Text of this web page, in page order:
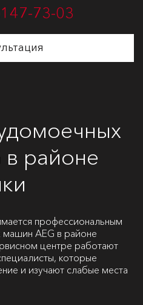
147-73-03
районе
профессиональным
AEG в районе
центре работают
которые
и изучают слабые места